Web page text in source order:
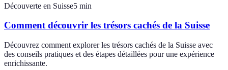
Découverte en Suisse5 min
Comment découvrir les trésors cachés de la Suisse
Découvrez comment explorer les trésors cachés de la Suisse avec
des conseils pratiques et des étapes détaillées pour une expérience
enrichissante.